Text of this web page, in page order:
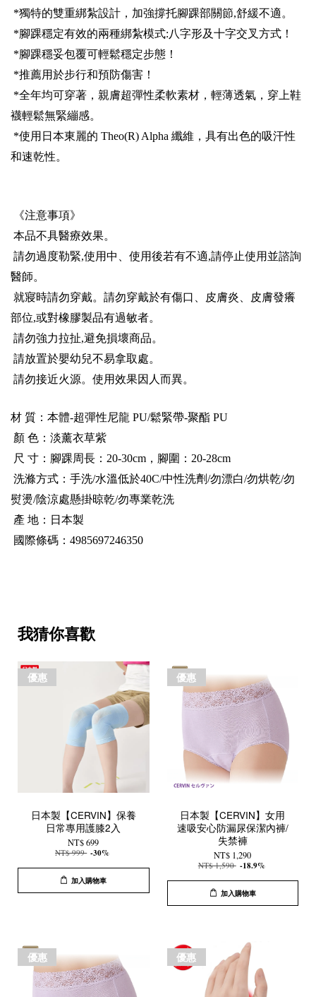
*獨特的雙重綁紮設計，加強撐托腳踝部關節,舒緩不適。
*腳踝穩定有效的兩種綁紮模式:八字形及十字交叉方式！
*腳踝穩妥包覆可輕鬆穩定步態！
*推薦用於步行和預防傷害！
*全年均可穿著，親膚超彈性柔軟素材，輕薄透氣，穿上鞋
襪輕鬆無緊繃感。
*使用日本東麗的 Theo(R) Alpha 纖維，具有出色的吸汗性
和速乾性。
《注意事項》
本品不具醫療效果。
請勿過度勒緊,使用中、使用後若有不適,請停止使用並諮詢
醫師。
就寢時請勿穿戴。請勿穿戴於有傷口、皮膚炎、皮膚發癢
部位,或對橡膠製品有過敏者。
請勿強力拉扯,避免損壞商品。
請放置於嬰幼兒不易拿取處。
請勿接近火源。使用效果因人而異。
材 質：本體-超彈性尼龍 PU/鬆緊帶-聚酯 PU
顏 色：淡薰衣草紫
尺 寸：腳踝周長： 20-30cm ，腳圍： 20-28cm
洗滌方式：手洗/水溫低於40C/中性洗劑/勿漂白/勿烘乾/勿
熨燙/陰涼處懸掛晾乾/勿專業乾洗
產 地：日本製
國際條碼： 4985697246350
我猜你喜歡
優惠
日本製【CERVIN】保養
日常專用護膝2入
NT$ 699
NT$ 999 -30%
加入購物車
優惠
日本製【CERVIN】女用
速吸安心防漏尿保潔內褲/
失禁褲
NT$ 1,290
NT$ 1,590 -18.9%
加入購物車
優惠 優惠